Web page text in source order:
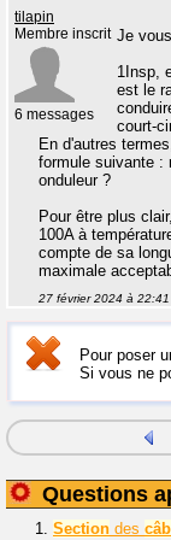
tilapin
Membre inscrit
6 messages
Je
1Insp,
est le
court-
En d'autres
formule suivante :
onduleur ?
Pour être plus
100A à
compte de sa
maximale
27 février 2024 à 22:41
Pour poser
Si vous ne
Questions
1. Section des